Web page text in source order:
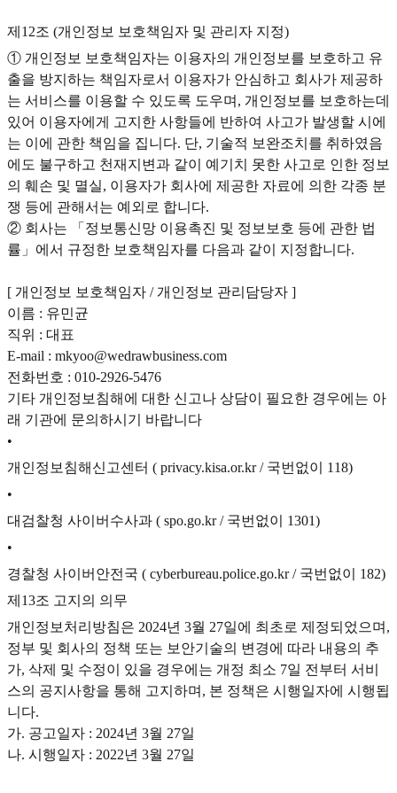
제12조 (개인정보 보호책임자 및 관리자 지정)
① 개인정보 보호책임자는 이용자의 개인정보를 보호하고 유
출을 방지하는 책임자로서 이용자가 안심하고 회사가 제공하
는 서비스를 이용할 수 있도록 도우며, 개인정보를 보호하는데
있어 이용자에게 고지한 사항들에 반하여 사고가 발생할 시에
는 이에 관한 책임을 집니다. 단, 기술적 보완조치를 취하였음
에도 불구하고 천재지변과 같이 예기치 못한 사고로 인한 정보
의 훼손 및 멸실, 이용자가 회사에 제공한 자료에 의한 각종 분
쟁 등에 관해서는 예외로 합니다.
② 회사는 「정보통신망 이용촉진 및 정보보호 등에 관한 법
률」에서 규정한 보호책임자를 다음과 같이 지정합니다.
[ 개인정보 보호책임자 / 개인정보 관리담당자 ]
이름 : 유민균
직위 : 대표
E-mail : mkyoo@wedrawbusiness.com
전화번호 : 010-2926-5476
기타 개인정보침해에 대한 신고나 상담이 필요한 경우에는 아
래 기관에 문의하시기 바랍니다
•
개인정보침해신고센터 ( privacy.kisa.or.kr / 국번없이 118)
•
대검찰청 사이버수사과 ( spo.go.kr / 국번없이 1301)
•
경찰청 사이버안전국 ( cyberbureau.police.go.kr / 국번없이 182)
제13조 고지의 의무
개인정보처리방침은 2024년 3월 27일에 최초로 제정되었으며,
정부 및 회사의 정책 또는 보안기술의 변경에 따라 내용의 추
가, 삭제 및 수정이 있을 경우에는 개정 최소 7일 전부터 서비
스의 공지사항을 통해 고지하며, 본 정책은 시행일자에 시행됩
니다.
가. 공고일자 : 2024년 3월 27일
나. 시행일자 : 2022년 3월 27일